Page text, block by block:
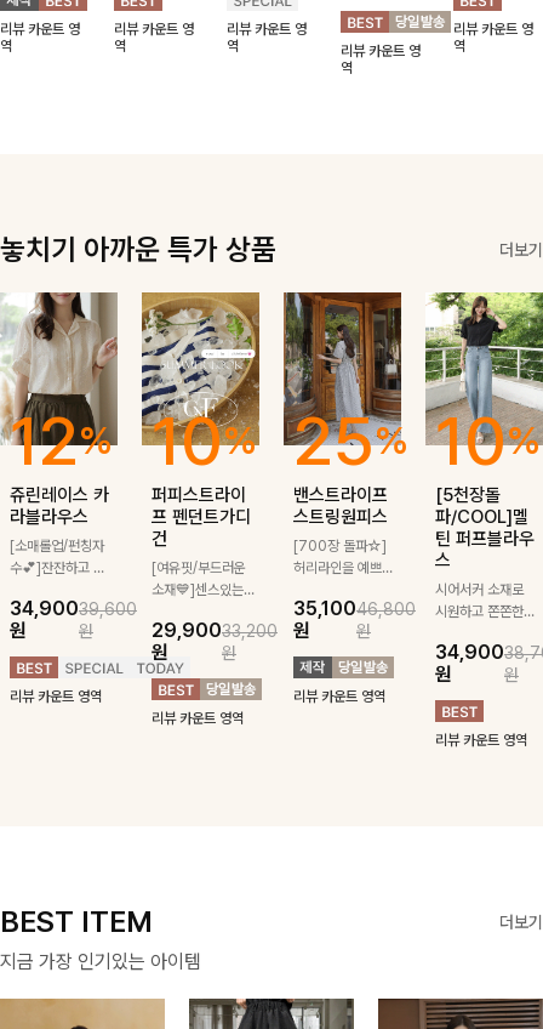
한 핏은 물론, 쾌
적함도 챙겨드려
요 :)
리뷰 카운트 영
역
디자인으로 더운
날에도 편안하게
착용 가능한 반
리뷰 카운트 영
역
볍게 걸쳐주기만
해도 멋스럽게
스타일링돼요
리뷰 카운트 영
역
멋!스탠다드한
핏이 멋스러운,
쾌적하면서 세련
된 무드의 썸머
리뷰 카운트 영
역
깔끔하고 세련된
무드가 느껴져요
🩶 가볍고 시원
리뷰 카운트 영
역
놓치기 아까운 특가 상품 더보기
12%
쥬린레이스 카
라블라우스
[소매롤업/펀칭자
수💕]잔잔하고 고
테일이 사랑스러운
블라우스-페미닌
하면서 여리한 무
드로 즐겨지는
ITEM
34,900
원
39,600
원
리뷰 카운트 영역
10%
퍼피스트라이
프 펜던트가디
건
[여유핏/부드러운
소재💙]센스있는
귀여운 퍼피 펜던
트로 포인트를 선
사하는 니트 가디
건을 소개할게요 :)
29,900
원
33,200
원
리뷰 카운트 영역
25%
밴스트라이프
스트링원피스
[700장 돌파☆]
허리라인을 예쁘게
깔끔한 스트라이프
패턴에 링클프리!
💙플레어지는 롱한
기장감까지 완벽한
데일리 원피스:B
35,100
원
46,800
원
리뷰 카운트 영역
10%
[5천장돌
파/COOL]멜
틴 퍼프블라우
스
시어서커 소재로
시원하고 쫀쫀한
편안하게 입혀질
블라우스- 단정한
카라와 풍성한 퍼
프 소매로 여성스
러움을 더했어요 :)
34,900
원
원
리뷰 카운트 영역
BEST ITEM 더보기
지금 가장 인기있는 아이템